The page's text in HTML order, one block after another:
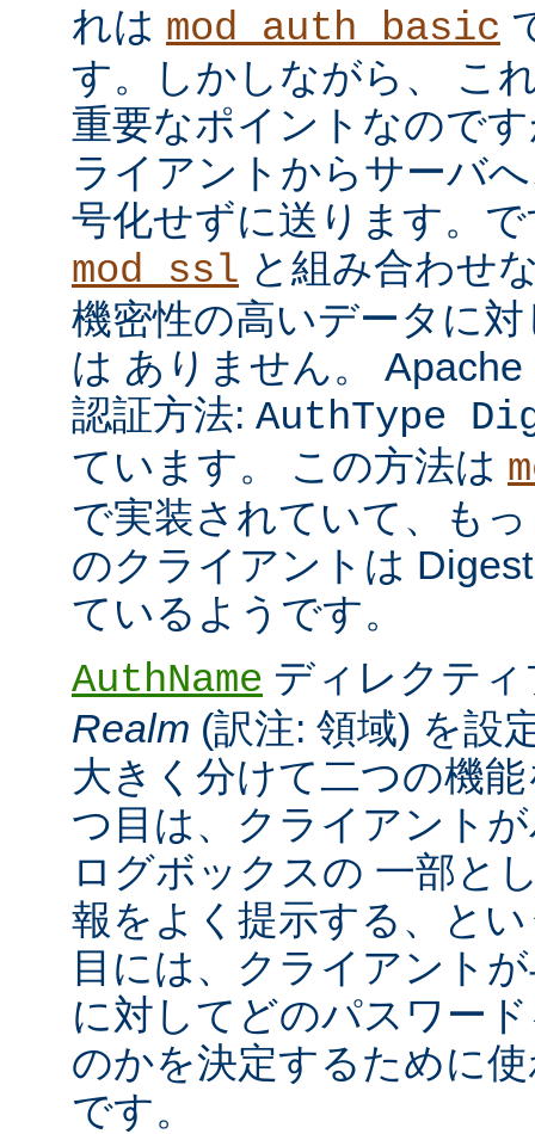
れは mod_auth_basic
す。しかしながら、 こ
重要なポイントなので
ライアントからサーバ
号化せずに送ります。
mod_ssl と組み合わせ
機密性の高いデータに
は ありません。
認証方法: AuthType
ています。 この方法は
で実装されていて、も
のクライアントは
ているようです。
AuthName ディレクテ
Realm (訳注: 領域) を設
大きく分けて二つの機
つ目は、クライアント
ログボックスの 一部と
報をよく提示する、と
目には、クライアント
に対してどのパスワー
のかを決定するために
です。